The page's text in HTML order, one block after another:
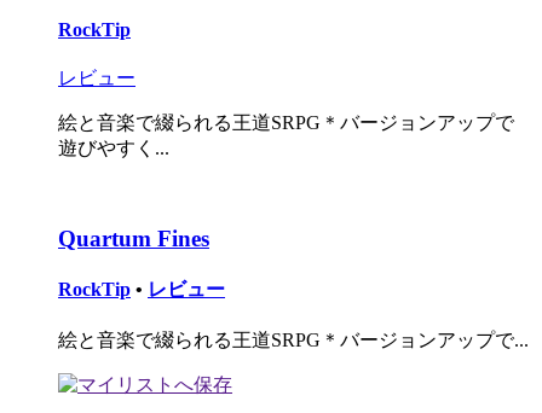
RockTip
レビュー
絵と音楽で綴られる王道SRPG＊バージョンアップで
遊びやすく...
Quartum Fines
RockTip • レビュー
絵と音楽で綴られる王道SRPG＊バージョンアップで...